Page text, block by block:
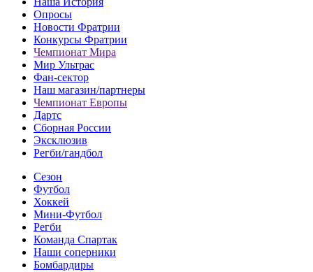
Опросы
Новости Фратрии
Конкурсы Фратрии
Чемпионат Мира
Мир Ультрас
Фан-cектор
Наш магазин/партнеры
Чемпионат Европы
Дартс
Сборная России
Эксклюзив
Регби/гандбол
Сезон
Футбол
Хоккей
Мини-Футбол
Регби
Команда Спартак
Наши соперники
Бомбардиры